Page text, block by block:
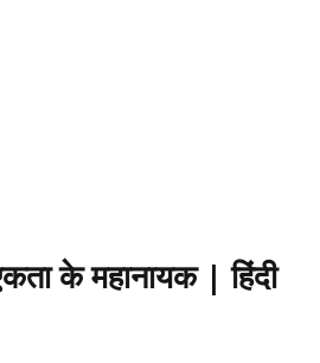
के महानायक | हिंदी